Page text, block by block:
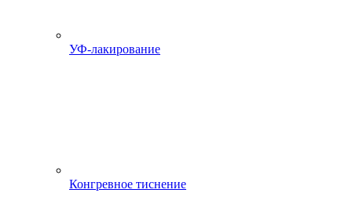
УФ-лакирование
Конгревное тиснение